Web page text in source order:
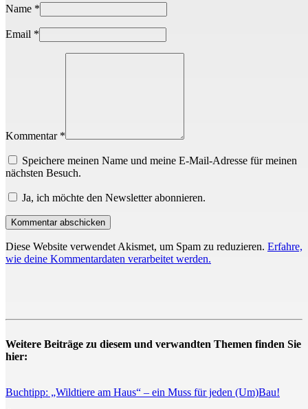
Name *
Email *
Kommentar *
Speichere meinen Name und meine E-Mail-Adresse für meinen
nächsten Besuch.
Ja, ich möchte den Newsletter abonnieren.
Diese Website verwendet Akismet, um Spam zu reduzieren. Erfahre,
wie deine Kommentardaten verarbeitet werden.
Weitere Beiträge zu diesem und verwandten Themen finden Sie
hier:
Buchtipp: „Wildtiere am Haus“ – ein Muss für jeden (Um)Bau!